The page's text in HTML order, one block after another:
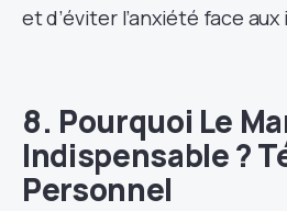
et d’éviter l’anxiété face aux
8. Pourquoi Le
Indispensable ?
Personnel